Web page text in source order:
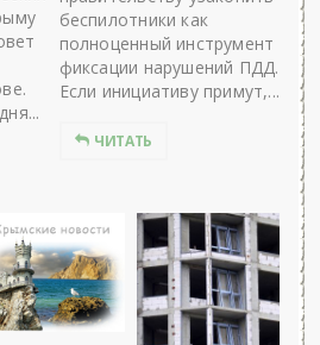
беспилотники как
полноценный инструмент
фиксации нарушений ПДД.
Если инициативу примут,...
ЧИТАТЬ